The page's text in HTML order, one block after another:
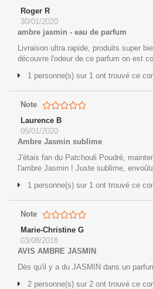
Roger R
30/01/2020
ambre jasmin - eau de parfum
Livraison ultra rapide, produits super
découvre l'odeur de ce parfum on est
1 personne(s) sur 1 ont trouvé ce
Note
Laurence B
05/01/2020
Ambre Jasmin sublime
J'étais fan du Patchouli Poudré,
l'ambre Jasmin ! Juste sublime,
1 personne(s) sur 1 ont trouvé ce
Note
Marie-Christine G
03/08/2018
AVIS AMBRE JASMIN
Dès qu'il y a du JASMIN dans un
2 personne(s) sur 2 ont trouvé ce